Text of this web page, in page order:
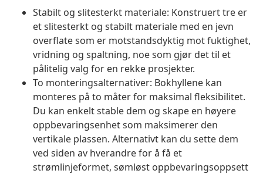
Stabilt og slitesterkt materiale: Konstruert tre er
et slitesterkt og stabilt materiale med en jevn
overflate som er motstandsdyktig mot fuktighet,
vridning og spaltning, noe som gjør det til et
pålitelig valg for en rekke prosjekter.
To monteringsalternativer: Bokhyllene kan
monteres på to måter for maksimal fleksibilitet.
Du kan enkelt stable dem og skape en høyere
oppbevaringsenhet som maksimerer den
vertikale plassen. Alternativt kan du sette dem
ved siden av hverandre for å få et
strømlinjeformet, sømløst oppbevaringsoppsett